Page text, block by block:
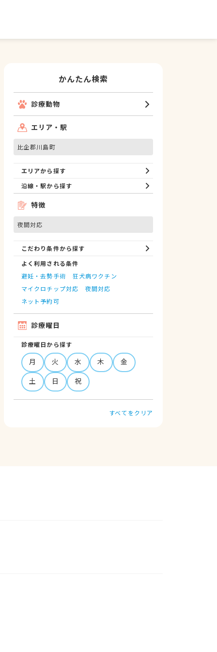
かんたん検索
診療動物
エリア・駅
比企郡川島町
エリアから探す
沿線・駅から探す
特徴
夜間対応
こだわり条件から探す
よく利用される条件
避妊・去勢手術
狂犬病ワクチン
マイクロチップ対応
夜間対応
ネット予約可
診療曜日
診療曜日から探す
月 火 水 木
金
土
日 祝
すべてをクリア